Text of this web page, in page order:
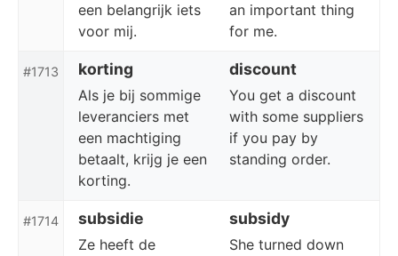
een belangrijk iets
voor mij.
an important thing
for me.
#1713 korting discount
Als je bij sommige
leveranciers met
een machtiging
betaalt, krijg je een
korting.
You get a discount
with some suppliers
if you pay by
standing order.
#1714 subsidie subsidy
Ze heeft de
She turned down